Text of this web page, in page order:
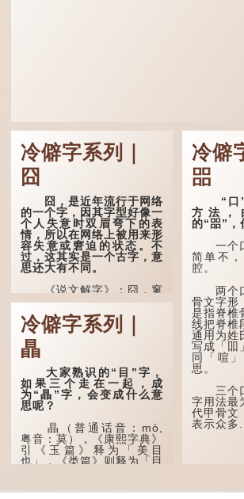
冷僻字系列｜
囧
囧，是近年流行于网络
的一个字，因其字型好像一
个人失意时双眉弯下的表
情，所以在网络上被用来形
容失意或窘迫的状态。不
过，这其实是一个古字，意
思还大有不同。
《说文解字》：囧，窻
牖丽廔闿明。象形。囧，本
义是透光通明的窗户，跟
「囱」一样都是「窗」的象
形字。甲骨文中又用作地
名，古书中的「黍于囧」表
示在囧地种黍。
这个古字十分少用，直
至21世纪，网络上开始流
行表情符号，这个字也被网
民当做表情符号来用。
囧字的「八」像一对委
屈的八字眉模样，「口」像
惊讶、...
冷僻字系列｜
瞐
大家熟识的“目”字，
如果三个走在一起，成
为“瞐”字，会变成什么意
思呢？
瞐（普通话音：mò,
粤音：莫），《康熙字典》
引《玉篇》释为「美目
也」，《类篇》则释为「目
冷僻
㗊
“口”
方法，
的“㗊”，
一个口
简单不
腔。
两个口
骨文字形
是指脊椎
线把脊椎
通用为姓
写成「吅
同「喧
思。
三个口
字用法最
代甲骨文
表示众多...